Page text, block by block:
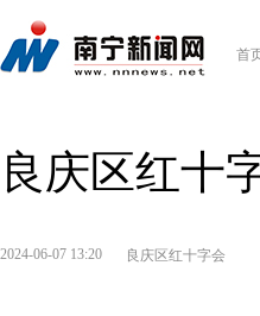
首
良庆区红十
2024-06-07 13:20 良庆区红十字会